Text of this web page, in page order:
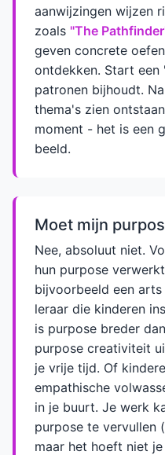
aanwijzingen wijzen
zoals "The
geven concrete
ontdekken. Start een
patronen bijhoudt.
thema's zien
moment - het is een
beeld.
Moet mijn
Nee, absoluut niet.
hun purpose
bijvoorbeeld een
leraar die kinderen
is purpose breder
purpose creativiteit
je vrije tijd. Of
empathische
in je buurt. Je werk
purpose te vervullen
maar het hoeft niet